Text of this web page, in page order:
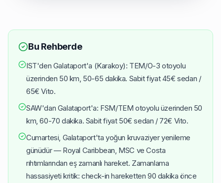
Bu Rehberde
IST'den Galataport'a (Karakoy): TEM/O-3 otoyolu
üzerinden 50 km, 50-65 dakika. Sabit fiyat 45€ sedan /
65€ Vito.
SAW'dan Galataport'a: FSM/TEM otoyolu üzerinden 50
km, 60-70 dakika. Sabit fiyat 50€ sedan / 72€ Vito.
Cumartesi, Galataport'ta yoğun kruvaziyer yenileme
günüdür — Royal Caribbean, MSC ve Costa
rıhtımlarından eş zamanlı hareket. Zamanlama
hassasiyeti kritik: check-in hareketten 90 dakika önce